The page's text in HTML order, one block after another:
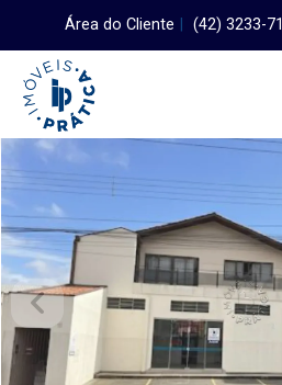
Área do Cliente (42) 3233-